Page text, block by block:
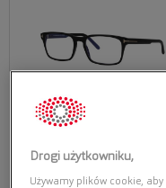
1509,00 zł
Drogi użytkowniku,
Używamy plików cookie, aby